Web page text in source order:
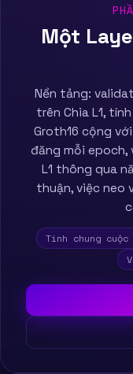
Một
Nền tảng:
trên Chia L1,
Groth16 cộng
đăng mỗi epoch,
L1 thông qua
thuận, việc neo
Tính chung cuộc